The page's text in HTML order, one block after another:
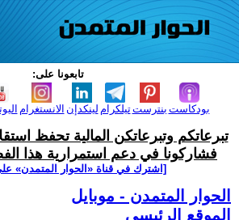
تابعونا على:
الانستغرام لينكدإن تيلكرامبنترست بودكاست
تبرعاتكم وتبرعاتكن المالية تحفظ
فشاركونا في دعم استمرارية هذا
[اشترك في قناة ‫«الحوار المتمدن»
الحوار المتمدن - موبايل
الموقع الرئيسي